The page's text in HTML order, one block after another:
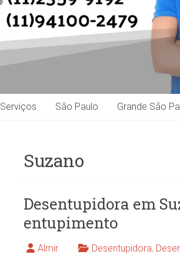
Serviços São Paulo Grande São
Suzano
Desentupidora em
entupimento
Almir Desentupidora,